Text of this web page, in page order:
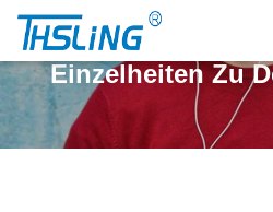
Einzelheiten Zu